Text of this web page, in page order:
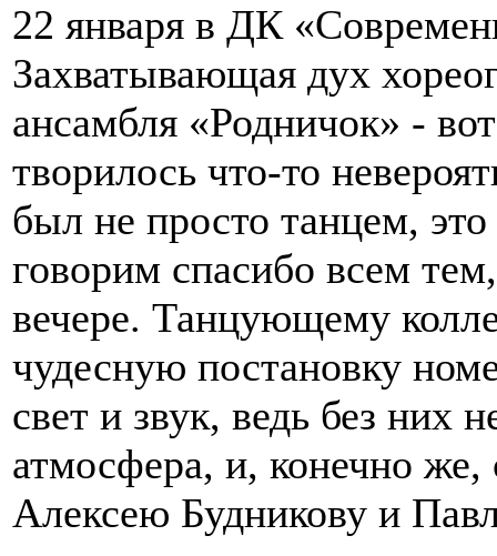
22 января в ДК
Захватывающая дух
ансамбля «Родничок» -
творилось что-то
был не просто танцем,
говорим спасибо всем
вечере. Танцующему
чудесную постановку
свет и звук, ведь без них
атмосфера, и, конечно
Алексею Будникову и